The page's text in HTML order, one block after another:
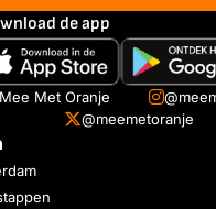
de app
Met Oranje
@meemetoranje